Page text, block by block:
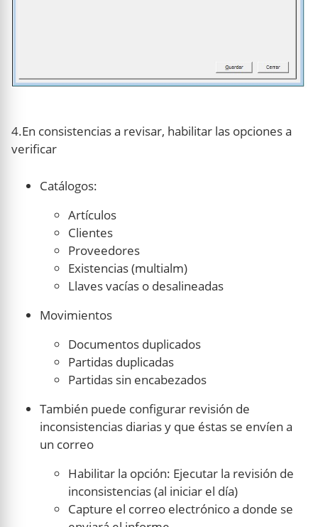
4.En consistencias a revisar, habilitar las opciones a
verificar
Catálogos:
Artículos
Clientes
Proveedores
Existencias (multialm)
Llaves vacías o desalineadas
Movimientos
Documentos duplicados
Partidas duplicadas
Partidas sin encabezados
También puede configurar revisión de
inconsistencias diarias y que éstas se envíen a
un correo
Habilitar la opción: Ejecutar la revisión de
inconsistencias (al iniciar el día)
Capture el correo electrónico a donde se